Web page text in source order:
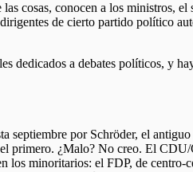
cosas, conocen a los ministros, el
de cierto partido político
dedicados a debates políticos, y
septiembre por Schröder, el antiguo
primero. ¿Malo? No creo. El
los minoritarios: el FDP, de centro-